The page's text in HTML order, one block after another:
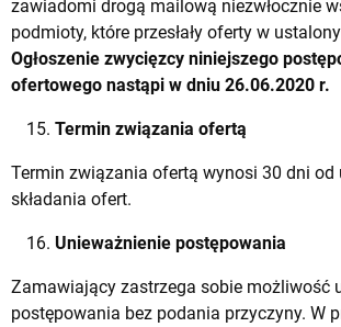
zawiadomi drogą mailową niezwłocznie
podmioty, które przesłały oferty w
Ogłoszenie zwycięzcy niniejszego
ofertowego nastąpi w dniu 26.06.2020 r.
Termin związania ofertą
Termin związania ofertą wynosi 30 dni od
składania ofert.
Unieważnienie postępowania
Zamawiający zastrzega sobie możliwość
postępowania bez podania przyczyny. W